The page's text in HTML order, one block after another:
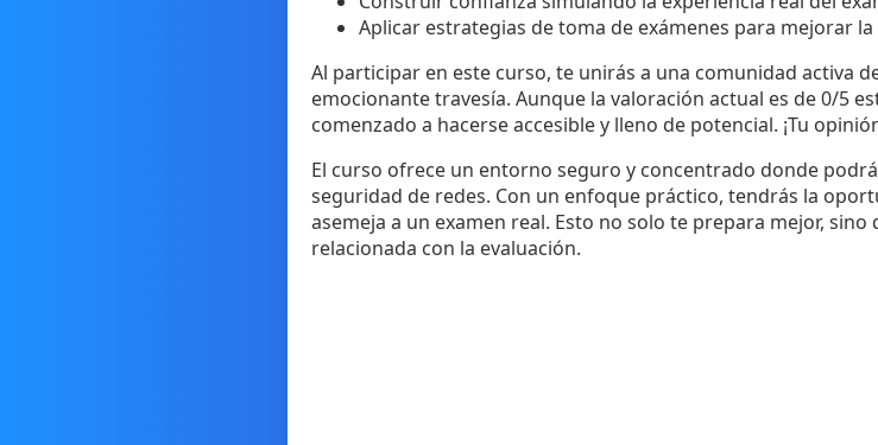
Aplicar estrategias de toma de exámenes para mejorar
Al participar en este curso, te unirás a una comunidad activa
emocionante travesía. Aunque la valoración actual es de 0/5
comenzado a hacerse accesible y lleno de potencial. ¡Tu
El curso ofrece un entorno seguro y concentrado donde
seguridad de redes. Con un enfoque práctico, tendrás la
asemeja a un examen real. Esto no solo te prepara mejor,
relacionada con la evaluación.